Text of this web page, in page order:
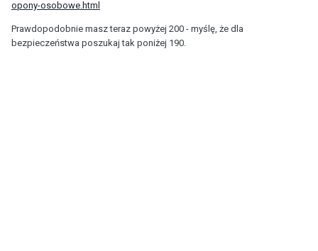
opony-osobowe.html
Prawdopodobnie masz teraz powyżej 200 - myślę, że dla
bezpieczeństwa poszukaj tak poniżej 190.